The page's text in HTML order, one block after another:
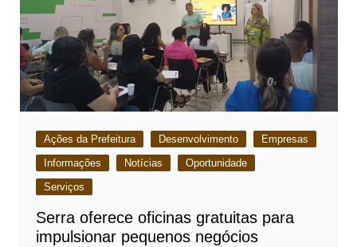
Ações da Prefeitura Desenvolvimento
Empresas
Informações
Notícias
Oportunidade
Serviços
Serra oferece oficinas gratuitas para
impulsionar pequenos negócios